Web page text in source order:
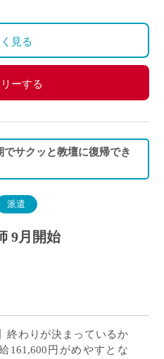
見る
ーする
でサクッと教壇に復帰でき
派遣
9月開始
終わりが決まっているか
161,600円がめやすとな